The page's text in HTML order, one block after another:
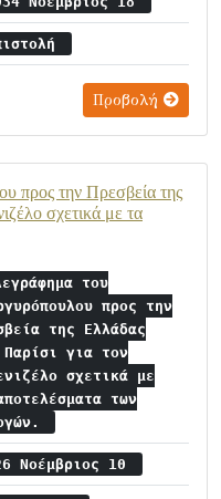
Προβολή
προς την Πρεσβεία της
σχετικά με τα
του
προς την
της Ελλάδας
για τον
σχετικά με
των
Νοέμβριος 10